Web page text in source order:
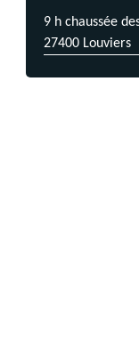
9 h chaussée
27400 Louviers